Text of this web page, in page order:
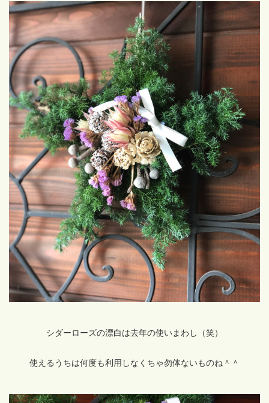
シダーローズの漂白は去年の使いまわし（笑）
使えるうちは何度も利用しなくちゃ勿体ないものね＾＾